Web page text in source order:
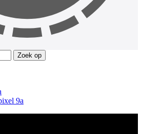
Zoek op
9a